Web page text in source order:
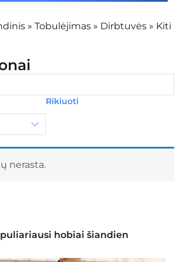
» Tobulėjimas » Dirbtuvės » Kiti
Rikiuoti
nerasta.
hobiai šiandien